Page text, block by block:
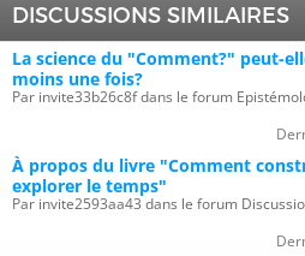
DISCUSSIONS SIMILAIRES
La science du "Comment?" peut-
moins une fois?
Par invite33b26c8f dans le forum
À propos du livre "Comment
explorer le temps"
Par invite2593aa43 dans le forum